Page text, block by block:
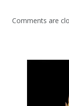
Comments are